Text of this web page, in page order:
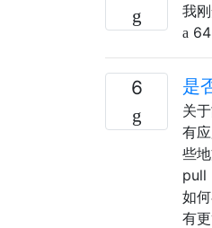
我
64
6 是
关
有
些
pull
如
有